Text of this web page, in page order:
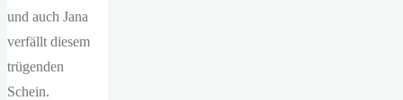
und auch Jana
verfällt diesem
trügenden
Schein.